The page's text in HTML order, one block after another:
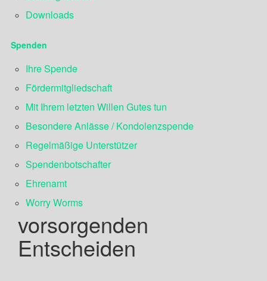
Downloads
Spenden
Ihre Spende
Fördermitgliedschaft
Mit Ihrem letzten Willen Gutes tun
Besondere Anlässe / Kondolenzspende
Regelmäßige Unterstützer
Spendenbotschafter
Ehrenamt
Worry Worms
vorsorgenden
Entscheiden